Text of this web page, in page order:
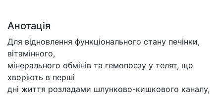
Анотація
Для відновлення функціонального стану печінки,
вітамінного,
мінерального обмінів та гемопоезу у телят, що
хворіють в перші
дні життя розладами шлунково-кишкового каналу,